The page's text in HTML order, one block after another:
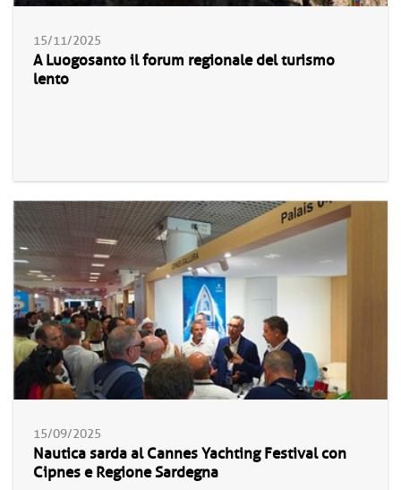
15/11/2025
A Luogosanto il forum regionale del turismo
lento
15/09/2025
Nautica sarda al Cannes Yachting Festival con
Cipnes e Regione Sardegna